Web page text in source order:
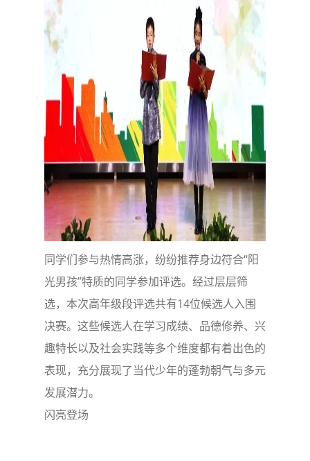
同学们参与热情高涨，纷纷推荐身边符合“阳
光男孩”特质的同学参加评选。经过层层筛
选，本次高年级段评选共有14位候选人入围
决赛。这些候选人在学习成绩、品德修养、兴
趣特长以及社会实践等多个维度都有着出色的
表现，充分展现了当代少年的蓬勃朝气与多元
发展潜力。
闪亮登场